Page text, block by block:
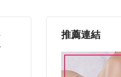
推薦連結